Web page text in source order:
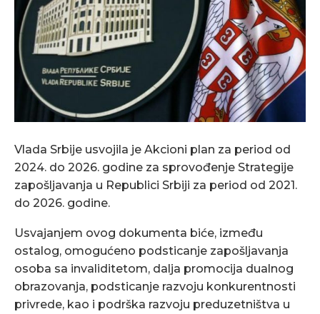
Vlada Srbije usvojila je Akcioni plan za period od
2024. do 2026. godine za sprovođenje Strategije
zapošljavanja u Republici Srbiji za period od 2021.
do 2026. godine.
Usvajanjem ovog dokumenta biće, između
ostalog, omogućeno podsticanje zapošljavanja
osoba sa invaliditetom, dalja promocija dualnog
obrazovanja, podsticanje razvoju konkurentnosti
privrede, kao i podrška razvoju preduzetništva u